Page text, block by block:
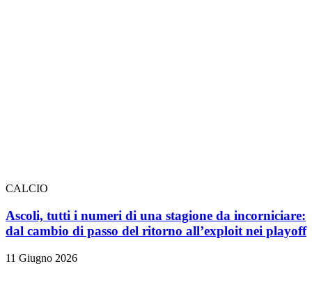
CALCIO
Ascoli, tutti i numeri di una stagione da incorniciare:
dal cambio di passo del ritorno all’exploit nei playoff
11 Giugno 2026